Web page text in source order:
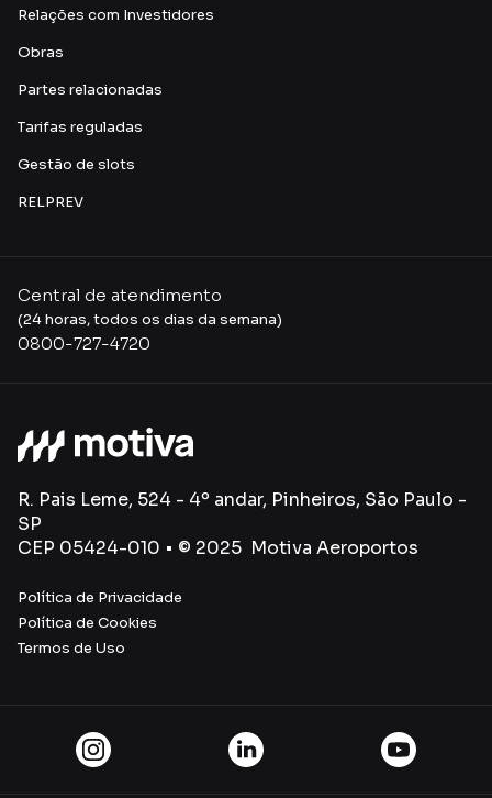
Relações com Investidores
Obras
Partes relacionadas
Tarifas reguladas
Gestão de slots
RELPREV
Central de atendimento
(24 horas, todos os dias da semana)
0800-727-4720
R. Pais Leme, 524 - 4º andar, Pinheiros, São Paulo -
SP
CEP 05424-010 • © 2025 Motiva Aeroportos
Política de Privacidade
Política de Cookies
Termos de Uso